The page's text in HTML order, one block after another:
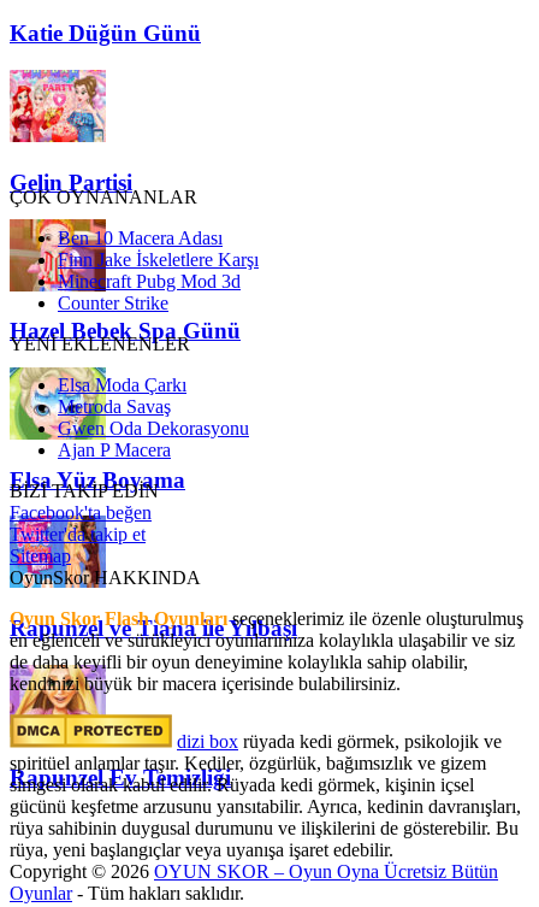
Katie Düğün Günü
Gelin Partisi
Hazel Bebek Spa Günü
Elsa Yüz Boyama
Rapunzel ve Tiana ile Yılbaşı
Rapunzel Ev Temizliği
ÇOK OYNANANLAR
Ben 10 Macera Adası
Finn Jake İskeletlere Karşı
Minecraft Pubg Mod 3d
Counter Strike
YENİ EKLENENLER
Elsa Moda Çarkı
Metroda Savaş
Gwen Oda Dekorasyonu
Ajan P Macera
BİZİ TAKİP EDİN
Facebook'ta beğen
Twitter'da takip et
Sitemap
OyunSkor HAKKINDA
Oyun Skor Flash Oyunlarıseçeneklerimiz ile özenle oluşturulmuş
en eğlenceli ve sürükleyici oyunlarımıza kolaylıkla ulaşabilir ve siz
de daha keyifli bir oyun deneyimine kolaylıkla sahip olabilir,
kendinizi büyük bir macera içerisinde bulabilirsiniz.
dizi box rüyada kedi görmek​, psikolojik ve
spiritüel anlamlar taşır. Kediler, özgürlük, bağımsızlık ve gizem
simgesi olarak kabul edilir. Rüyada kedi görmek, kişinin içsel
gücünü keşfetme arzusunu yansıtabilir. Ayrıca, kedinin davranışları,
rüya sahibinin duygusal durumunu ve ilişkilerini de gösterebilir. Bu
rüya, yeni başlangıçlar veya uyanışa işaret edebilir.
Copyright © 2026 OYUN SKOR – Oyun Oyna Ücretsiz Bütün
Oyunlar- Tüm hakları saklıdır.